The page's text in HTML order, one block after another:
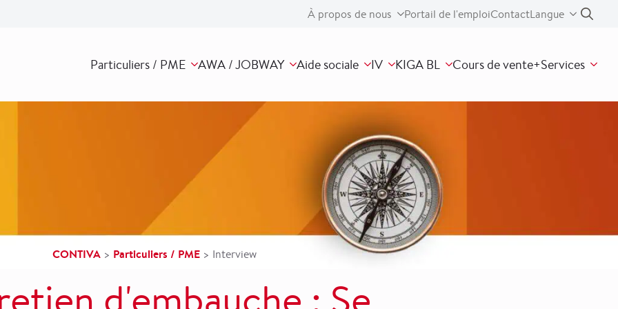
À propos de nous Portail de l'emploiContactLangue
:
Particuliers / PME AWA / JOBWAY Aide sociale IV KIGA BL Cours de vente+Services
CONTIVA > Particuliers / PME > Interview
d'embauche : Se